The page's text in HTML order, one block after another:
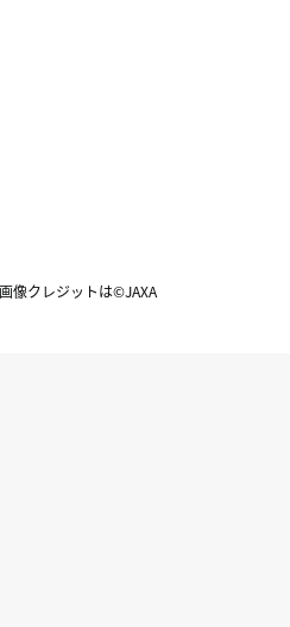
像クレジットは©JAXA